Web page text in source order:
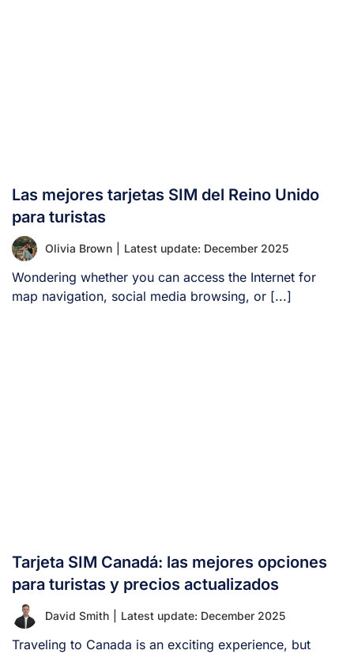
Las mejores tarjetas SIM del Reino Unido
para turistas
Olivia Brown Latest update: December 2025
Wondering whether you can access the Internet for
map navigation, social media browsing, or [...]
Tarjeta SIM Canadá: las mejores opciones
para turistas y precios actualizados
David Smith Latest update: December 2025
Traveling to Canada is an exciting experience, but